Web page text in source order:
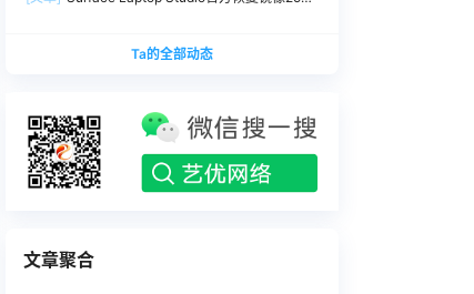
SurfaceLaptopStudio_BMR_42032_2026.402.1
SurfaceLaptopStudio_BMR_12010_2026.402.11
740375.zip网盘下载
Ta的全部动态
文章聚合